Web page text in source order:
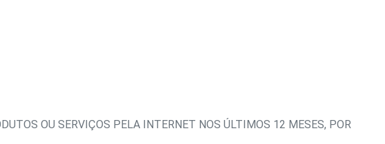
OU SERVIÇOS PELA INTERNET NOS ÚLTIMOS 12 MESES, POR